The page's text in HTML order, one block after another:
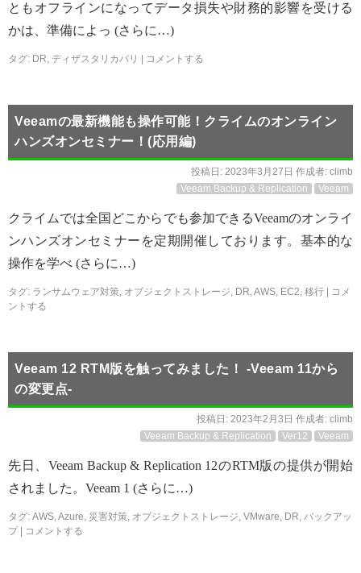
ともオフラインになってデータ損失や財務的影響を受ける
かは、準備によっ (さらに…)
タグ: DR, ディザスタリカバリ コメントする
Veeamの最新機能も操作可能！クライムのオンライン
ハンズオンセミナー！(応用編)
投稿日: 2023年3月27日 作成者: climb
Veeam Backup & Replication
Veeam
クライムでは全国どこからでも参加できるVeeamのオンライ
ンハンズオンセミナーを定期開催しております。基本的な
操作を学べ (さらに…)
タグ: ランサムウェア対策, オブジェクトストレージ, DR,AWS, EC2, 移行
コメ
ントする
Veeam 12 RTM版を触ってみました！ -Veeam 11から
の変更点-
投稿日: 2023年2月3日 作成者: climb
Veeam Backup & Replication
Ver12 Veeam
先日、Veeam Backup & Replication 12のRTM版の提供が開始
されました。Veeam 1 (さらに…)
タグ: AWS,Azure, 災害対策, オブジェクトストレージ, VMware, DR, バックアッ
プ
コメントする